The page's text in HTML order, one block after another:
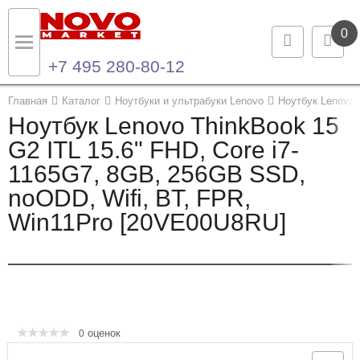
0
+7 495 280-80-12
Главная Каталог Ноутбуки и ультрабуки Lenovo Ноутбук Lenovo
Ноутбук Lenovo ThinkBook 15
G2 ITL 15.6" FHD, Core i7-
1165G7, 8GB, 256GB SSD,
noODD, Wifi, BT, FPR,
Win11Pro [20VE00U8RU]
0 оценок
Назад
Каталог продукции
Ноутбуки и ультрабуки
Компьютеры
Назад
Контакты
Контактная информация